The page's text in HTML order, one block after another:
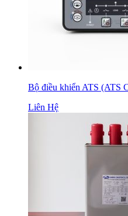
Bộ điều khiển ATS (ATS
Liên Hệ